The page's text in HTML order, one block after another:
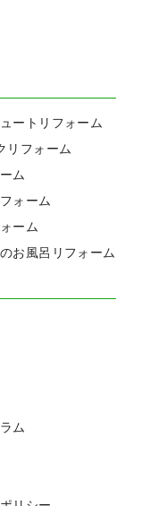
ートリフォーム
リフォーム
ム
ォーム
ーム
お風呂リフォーム
ム